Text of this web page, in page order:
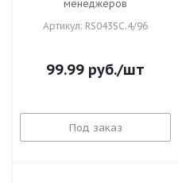
менеджеров
Артикул: RS043SC.4/96
99.99 руб./шт
Под заказ